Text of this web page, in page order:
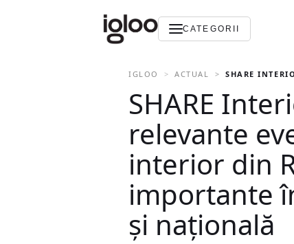
CATEGORII
IGLOO ACTUAL SHARE
SHARE
relevante
interior din
importante
și națională